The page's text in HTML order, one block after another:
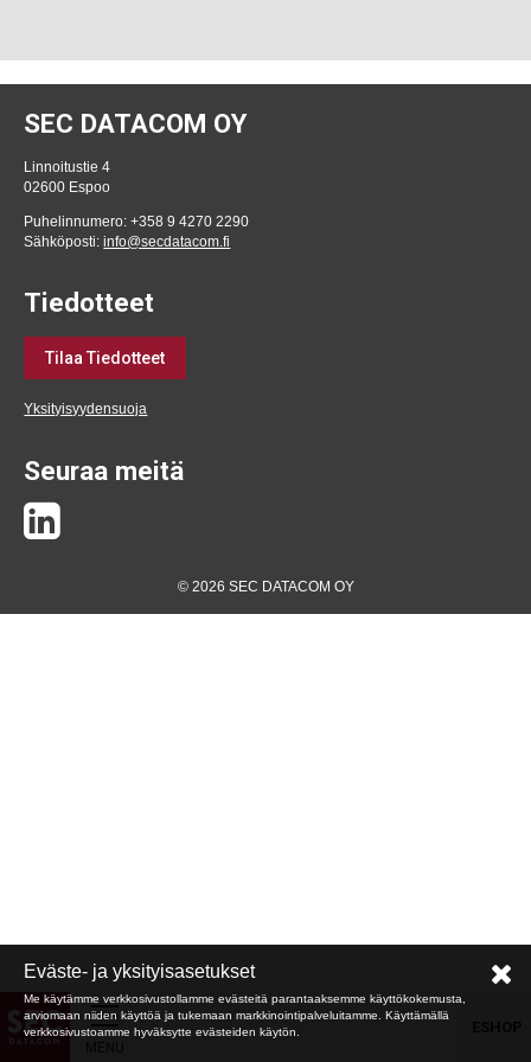
SEC DATACOM OY
Linnoitustie 4
02600 Espoo
Puhelinnumero: +358 9 4270 2290
Sähköposti:info@secdatacom.fi
Tiedotteet
Tilaa Tiedotteet
Yksityisyydensuoja
Seuraa meitä
© 2026 SEC DATACOM OY
Eväste- ja yksityisasetukset
Me käytämme verkkosivustollamme evästeitä parantaaksemme käyttökokemusta,
arviomaan niiden käyttöä ja tukemaan markkinointipalveluitamme. Käyttämällä
verkkosivustoamme hyväksytte evästeiden käytön.